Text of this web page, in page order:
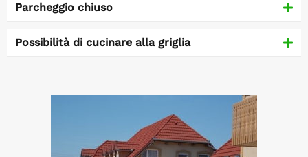
Parcheggio chiuso
Possibilità di cucinare alla griglia